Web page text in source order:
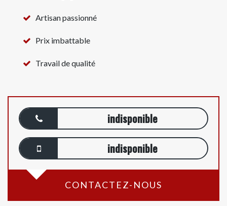
Artisan passionné
Prix imbattable
Travail de qualité
indisponible
indisponible
CONTACTEZ-NOUS